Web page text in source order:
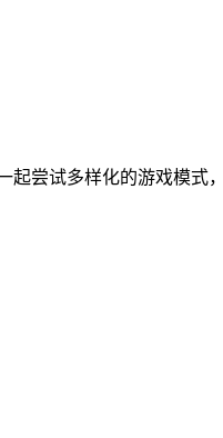
尝试多样化的游戏模式